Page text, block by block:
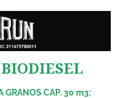
GRANOS CAP. 30 m3;